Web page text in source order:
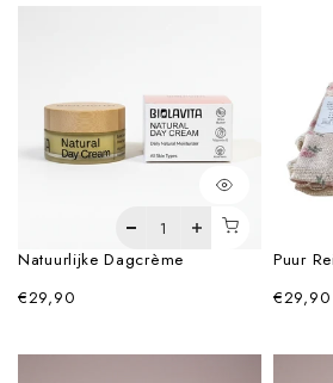
Natuurlijke Dagcrème
€29,90
€29,90